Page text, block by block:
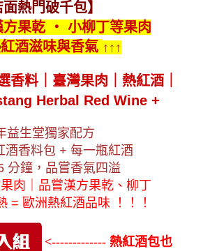
面熱門破千包】
方果乾 ‧ 小柳丁等果肉
酒滋味與香氣 ↑↑↑
香料｜臺灣果肉｜熱紅酒｜
Herbal Red Wine +
益生堂獨家配方
酒香料包 + 每一瓶紅酒
分鐘，品嘗香氣四溢
肉｜品嘗漢方果乾、柳丁
= 歐洲熱紅酒品味 ！！！
<------------- 熱紅酒包也